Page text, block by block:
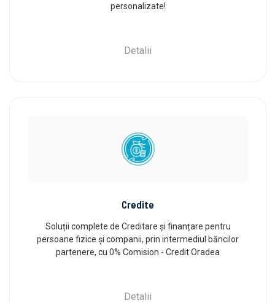
personalizate!
Detalii
Credite
Soluții complete de Creditare și finanțare pentru
persoane fizice și companii, prin intermediul băncilor
partenere, cu 0% Comision - Credit Oradea
Detalii